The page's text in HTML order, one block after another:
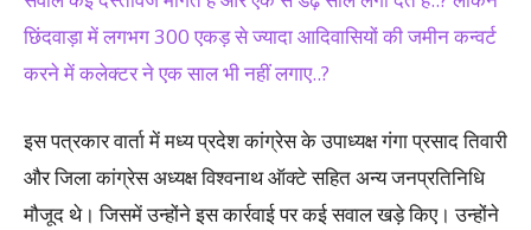
छिंदवाड़ा में लगभग 300 एकड़ से ज्यादा आदिवासियों की जमीन कन्वर्ट
करने में कलेक्टर ने एक साल भी नहीं लगाए..?
इस पत्रकार वार्ता में मध्य प्रदेश कांग्रेस के उपाध्यक्ष गंगा प्रसाद तिवारी
और जिला कांग्रेस अध्यक्ष विश्वनाथ ऑक्टे सहित अन्य जनप्रतिनिधि
मौजूद थे। जिसमें उन्होंने इस कार्रवाई पर कई सवाल खड़े किए। उन्होंने